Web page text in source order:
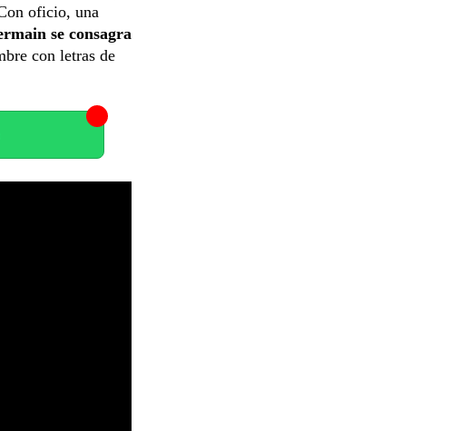
oficio, una
se consagra
con letras de